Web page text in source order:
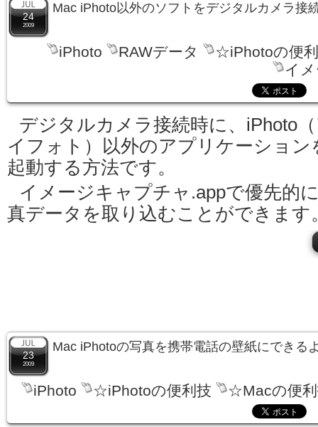
24
2009
Mac iPhoto以外のソフトをデジタルカメラ接
iPhoto RAWデータ
☆iPhotoの便
イ
デジタルカメラ接続時に、iPhoto
イフォト）以外のアプリケーション
起動する方法です。
イメージキャプチャ.appで優先的
真データを取り込むことができます
23
2009
Mac iPhotoの写真を携帯電話の壁紙にできる
iPhoto ☆iPhotoの便利技 ☆Macの便